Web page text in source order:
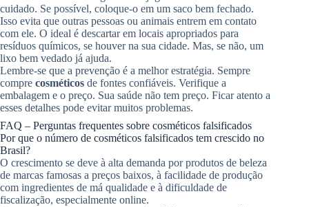
cuidado. Se possível, coloque-o em um saco bem fechado.
Isso evita que outras pessoas ou animais entrem em contato
com ele. O ideal é descartar em locais apropriados para
resíduos químicos, se houver na sua cidade. Mas, se não, um
lixo bem vedado já ajuda.
Lembre-se que a prevenção é a melhor estratégia. Sempre
compre cosméticos de fontes confiáveis. Verifique a
embalagem e o preço. Sua saúde não tem preço. Ficar atento a
esses detalhes pode evitar muitos problemas.
FAQ – Perguntas frequentes sobre cosméticos falsificados
Por que o número de cosméticos falsificados tem crescido no
Brasil?
O crescimento se deve à alta demanda por produtos de beleza
de marcas famosas a preços baixos, à facilidade de produção
com ingredientes de má qualidade e à dificuldade de
fiscalização, especialmente online.